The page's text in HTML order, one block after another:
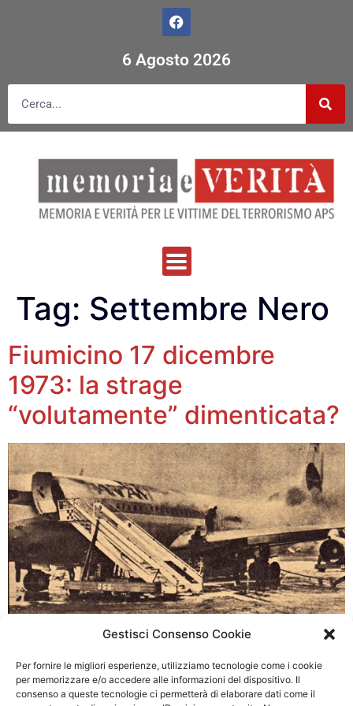
Gestisci Consenso Cookie
Per fornire le migliori esperienze, utilizziamo tecnologie come i cookie
per memorizzare e/o accedere alle informazioni del dispositivo. Il
consenso a queste tecnologie ci permetterà di elaborare dati come il
6 Agosto 2026
Tag: Settembre Nero
Fiumicino 17 dicembre
1973: la strage
“volutamente” dimenticata?
Essendomi occupato assieme ad altri del fatto nella
Amazon, storia di una strage dimenticata e
autobiografia della Guardia di PS Antonio Campanile,